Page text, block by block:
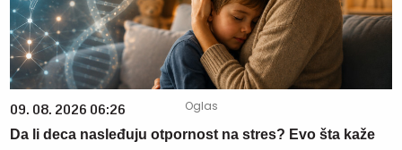
09. 08. 2026 06:26
Da li deca nasleđuju otpornost na stres? Evo šta kaže